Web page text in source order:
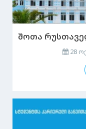
შოთა
28